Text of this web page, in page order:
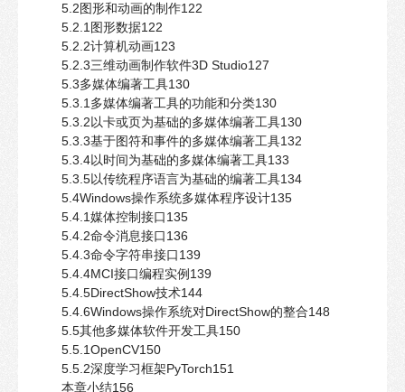
5.2图形和动画的制作122
5.2.1图形数据122
5.2.2计算机动画123
5.2.3三维动画制作软件3D Studio127
5.3多媒体编著工具130
5.3.1多媒体编著工具的功能和分类130
5.3.2以卡或页为基础的多媒体编著工具130
5.3.3基于图符和事件的多媒体编著工具132
5.3.4以时间为基础的多媒体编著工具133
5.3.5以传统程序语言为基础的编著工具134
5.4Windows操作系统多媒体程序设计135
5.4.1媒体控制接口135
5.4.2命令消息接口136
5.4.3命令字符串接口139
5.4.4MCI接口编程实例139
5.4.5DirectShow技术144
5.4.6Windows操作系统对DirectShow的整合148
5.5其他多媒体软件开发工具150
5.5.1OpenCV150
5.5.2深度学习框架PyTorch151
本章小结156